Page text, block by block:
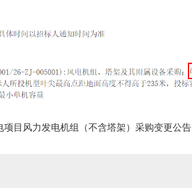
目风力发电机组（不含塔架）采购变更公告